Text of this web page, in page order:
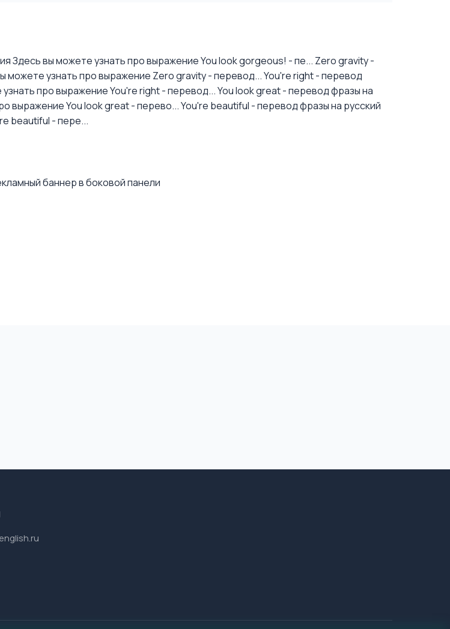
Здесь вы можете узнать про выражение You look gorgeous! - пе... Zero gravity -
можете узнать про выражение Zero gravity - перевод...You're right - перевод
про выражение You're right - перевод...You look great - перевод фразы на
выражение You look great - перево...You're beautiful - перевод фразы на русский
beautiful - пере...